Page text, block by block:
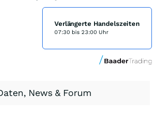
Verlängerte Handelszeiten
07:30 bis 23:00 Uhr
News & Forum